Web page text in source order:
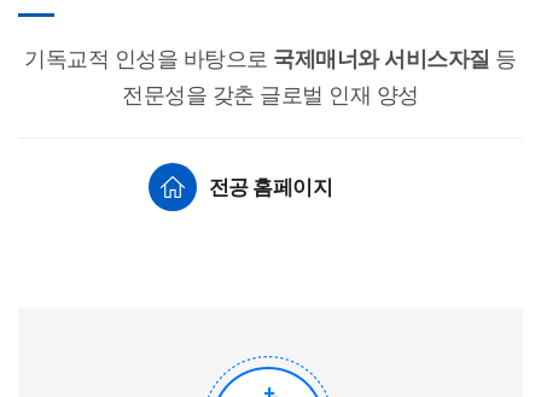
기독교적 인성을 바탕으로 국제매너와 서비스자질 등
전문성을 갖춘 글로벌 인재 양성
전공 홈페이지